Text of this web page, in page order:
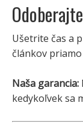
Ušetrite čas a
článkov
Naša garancia:
kedykoľvek sa